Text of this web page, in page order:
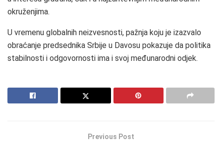
okruženjima.
U vremenu globalnih neizvesnosti, pažnja koju je izazvalo
obraćanje predsednika Srbije u Davosu pokazuje da politika
stabilnosti i odgovornosti ima i svoj međunarodni odjek.
Previous Post